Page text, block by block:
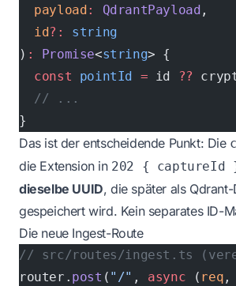
  payload
: QdrantPayload ,
  id
?:
string
) : Promise<string> {
  const
pointId = id ??
  // ...
}
Das ist der entscheidende Punkt: Die
die Extension in 202 { captureId
dieselbe UUID, die später als
gespeichert wird. Kein separates ID-
Die neue Ingest-Route
// src/routes/ingest.ts
router. post ( "/" , async ( req ,